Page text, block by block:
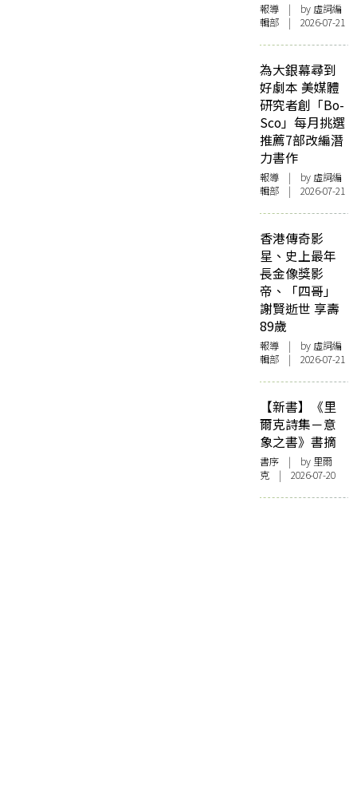
報導 | by 虛詞編
輯部 | 2026-07-21
為大銀幕尋到
好劇本 美媒體
研究者創「Bo-
Sco」每月挑選
推薦7部改編潛
力書作
報導 | by 虛詞編
輯部 | 2026-07-21
香港傳奇影
星、史上最年
長金像獎影
帝、「四哥」
謝賢逝世 享壽
89歲
報導 | by 虛詞編
輯部 | 2026-07-21
【新書】《里
爾克詩集－意
象之書》書摘
書序 | by 里爾
克 | 2026-07-20